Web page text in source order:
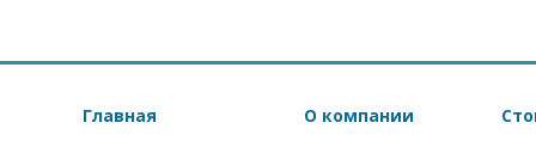
Главная О компании